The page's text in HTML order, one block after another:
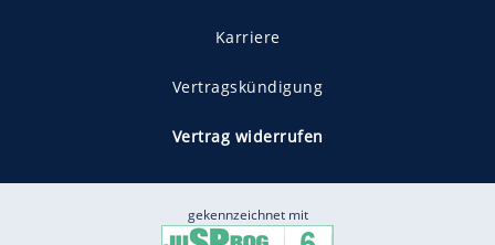
Karriere
Vertragskündigung
Vertrag widerrufen
gekennzeichnet mit